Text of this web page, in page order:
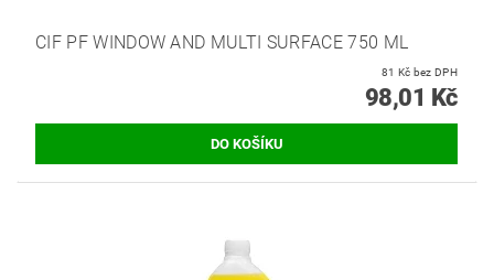
CIF PF WINDOW AND MULTI SURFACE 750 ML
81 Kč bez DPH
98,01 Kč